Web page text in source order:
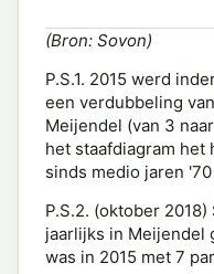
(Bron: Sovon)
P.S.1. 2015 werd
een verdubbeling
Meijendel (van 3
het staafdiagram het
sinds medio jaren
P.S.2. (oktober
jaarlijks in Meijendel
was in 2015 met 7